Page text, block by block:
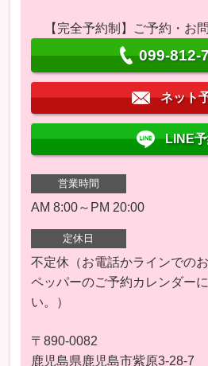
【完全予約制】ご予約・お
099-812-
ネット
LINE
営業時間
AM 8:00～PM 20:00
定休日
不定休（お電話かラインでの
ペッパーのご予約カレンダー
い。）
〒890-0082
鹿児島県鹿児島市紫原3-28-7